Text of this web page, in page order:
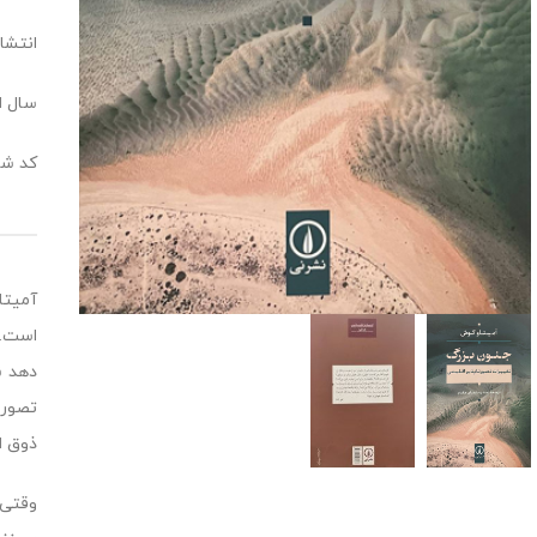
سال
کد شابک:
است.
دهد
ذوق